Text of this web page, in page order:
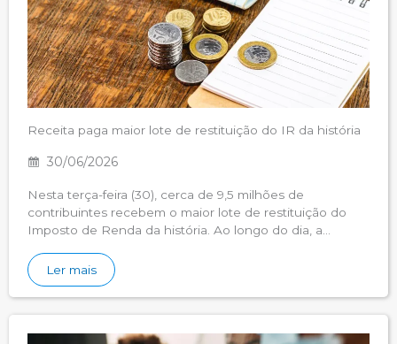
Receita paga maior lote de restituição do IR da história
30/06/2026
Nesta terça-feira (30), cerca de 9,5 milhões de
contribuintes recebem o maior lote de restituição do
Imposto de Renda da história. Ao longo do dia, a…
Ler mais